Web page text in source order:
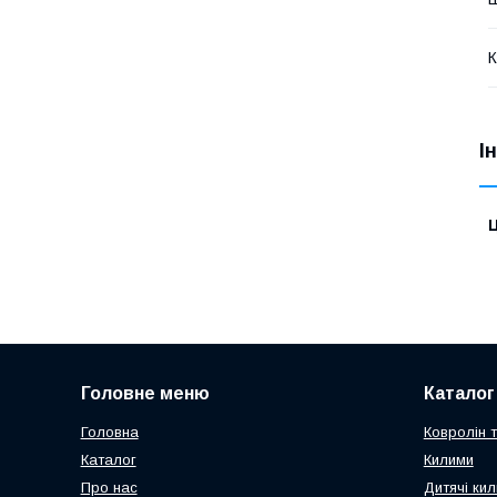
Головне меню
Головна
Каталог
Про нас
Каталог
Ковролін
Килими
Дитячі